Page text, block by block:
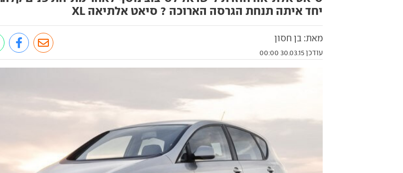
יחד איתה תנחת הגרסה הארוכה ? סיאט אלתיאה XL
מאת: בן חסון
עודכן 30.03.15 00:00